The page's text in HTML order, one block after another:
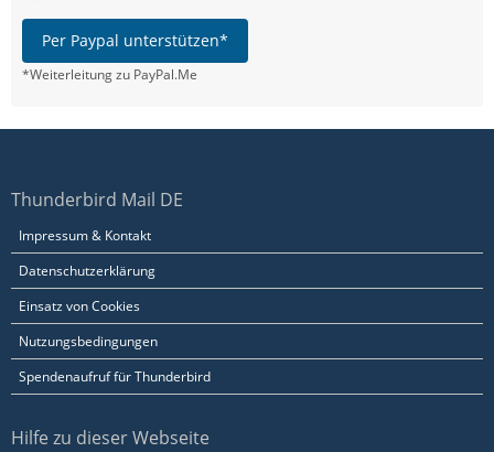
Per Paypal unterstützen*
*Weiterleitung zu PayPal.Me
Thunderbird Mail DE
Impressum & Kontakt
Datenschutzerklärung
Einsatz von Cookies
Nutzungsbedingungen
Spendenaufruf für Thunderbird
Hilfe zu dieser Webseite